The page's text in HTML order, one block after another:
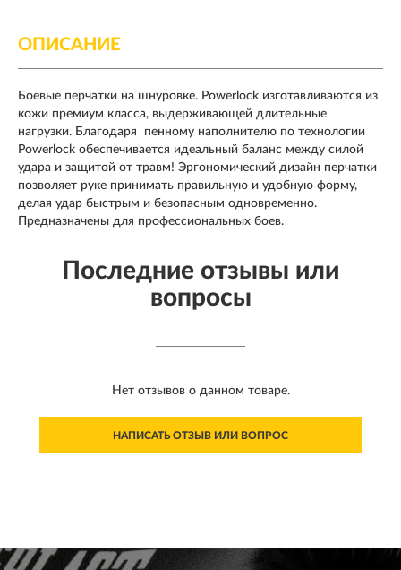
ОПИСАНИЕ
Боевые перчатки на шнуровке. Powerlock изготавливаются из
кожи премиум класса, выдерживающей длительные
нагрузки. Благодаря пенному наполнителю по технологии
Powerlock обеспечивается идеальный баланс между силой
удара и защитой от травм! Эргономический дизайн перчатки
позволяет руке принимать правильную и удобную форму,
делая удар быстрым и безопасным одновременно.
Предназначены для профессиональных боев.
Последние отзывы или
вопросы
Нет отзывов о данном товаре.
НАПИСАТЬ ОТЗЫВ ИЛИ ВОПРОС